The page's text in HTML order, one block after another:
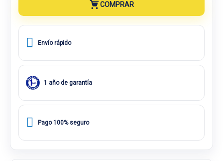
COMPRAR
Envío rápido
1 año de garantía
Pago 100% seguro